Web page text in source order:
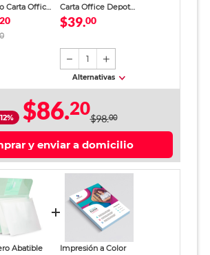
Carta Office
divisiones
20
Carta Office Depot
Verde
$39.00
1
Alternativas
$86.20$98.00
y enviar a domicilio
Abatible
Impresión a Color